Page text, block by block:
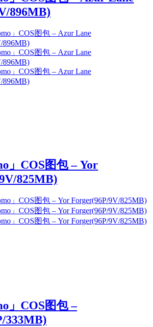
896MB)
」COS图包 – Yor
825MB)
」COS图包 –
333MB)